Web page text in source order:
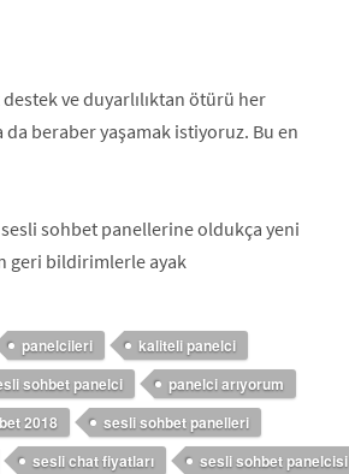
ve duyarlılıktan ötürü her
da beraber yaşamak istiyoruz. Bu en
sohbet panellerine oldukça yeni
geri bildirimlerle ayak
panelcileri
kaliteli panelci
sohbet panelci
panelci arıyorum
2018
sesli sohbet panelleri
sesli chat fiyatları
sesli sohbet panelcisi